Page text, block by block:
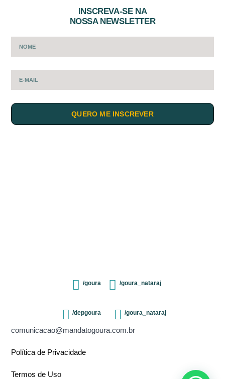
INSCREVA-SE NA
NOSSA NEWSLETTER
QUERO ME INSCREVER
/goura /goura_nataraj
/depgoura /goura_nataraj
comunicacao@mandatogoura.com.br
Política de Privacidade
Termos de Uso